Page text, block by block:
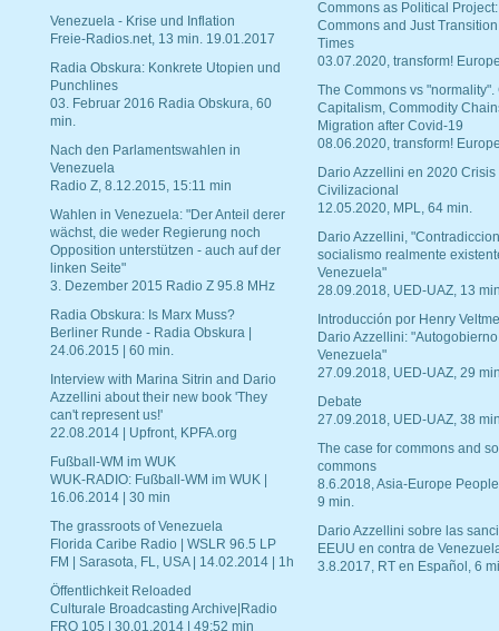
Venezuela - Krise und Inflation
Freie-Radios.net, 13 min. 19.01.2017
Radia Obskura: Konkrete Utopien und
Punchlines
03. Februar 2016 Radia Obskura, 60
min.
Nach den Parlamentswahlen in
Venezuela
Radio Z, 8.12.2015, 15:11 min
Wahlen in Venezuela: "Der Anteil derer
wächst, die weder Regierung noch
Opposition unterstützen - auch auf der
linken Seite"
3. Dezember 2015 Radio Z 95.8 MHz
Radia Obskura: Is Marx Muss?
Berliner Runde - Radia Obskura |
24.06.2015 | 60 min.
Interview with Marina Sitrin and Dario
Azzellini about their new book 'They
can't represent us!'
22.08.2014 | Upfront, KPFA.org
Fußball-WM im WUK
WUK-RADIO: Fußball-WM im WUK |
16.06.2014 | 30 min
The grassroots of Venezuela
Florida Caribe Radio | WSLR 96.5 LP
FM | Sarasota, FL, USA | 14.02.2014 | 1h
Öffentlichkeit Reloaded
Culturale Broadcasting Archive|Radio
FRO 105 | 30.01.2014 | 49:52 min
Commons as Political Project:
Commons and Just
Times
03.07.2020, transform!
The Commons vs "normality".
Capitalism, Commodity
Migration after Covid-19
08.06.2020, transform!
Dario Azzellini en 2020 Crisis
Civilizacional
12.05.2020, MPL, 64 min.
Dario Azzellini,
socialismo realmente
Venezuela"
28.09.2018, UED-UAZ, 13
Introducción por Henry
Dario Azzellini:
Venezuela"
27.09.2018, UED-UAZ, 29
Debate
27.09.2018, UED-UAZ, 38
The case for commons and
commons
8.6.2018, Asia-Europe
9 min.
Dario Azzellini sobre las
EEUU en contra de
3.8.2017, RT en Español, 6